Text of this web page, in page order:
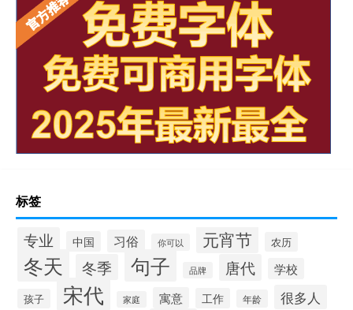
标签
专业 中国 习俗 你可以 元宵节 农历
冬天 冬季 句子 品牌 唐代 学校
孩子 宋代 家庭 寓意 工作 年龄 很多人